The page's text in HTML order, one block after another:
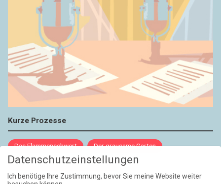
Kurze Prozesse
Das Flammenschwert Der grausame Garten
NIEMALS UND AUCH DANN NICHT
Datenschutzeinstellungen
Ich benötige Ihre Zustimmung, bevor Sie meine Website weiter